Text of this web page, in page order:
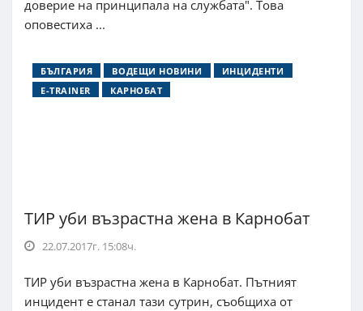
доверие на принципала на службата". Това
оповестиха ...
БЪЛГАРИЯ ВОДЕЩИ НОВИНИ
ИНЦИДЕНТИ
E-TRAINER
КАРНОБАТ
ТИР уби възрастна жена в Карнобат
22.07.2017г. 15:08ч.
ТИР уби възрастна жена в Карнобат. Пътният
инцидент е станал тази сутрин, съобщиха от